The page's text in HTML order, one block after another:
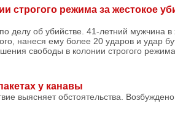
строгого режима за жестокое
делу об убийстве. 41-летний мужчина в
нанеся ему более 20 ударов и удар
свободы в колонии строгого
у канавы
выясняет обстоятельства. Возбуждено